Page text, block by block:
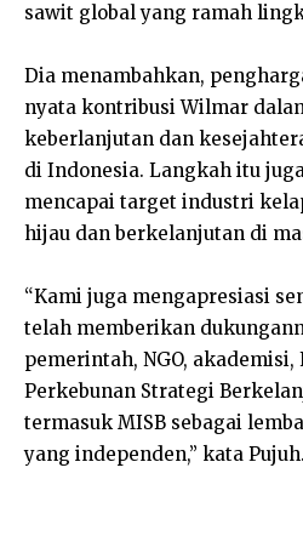
sawit global yang ramah
Dia menambahkan,
nyata kontribusi Wilmar
keberlanjutan dan
di Indonesia. Langkah itu
mencapai target industri
hijau dan berkelanjutan di
“Kami juga mengapresiasi
telah memberikan
pemerintah, NGO,
Perkebunan Strategi
termasuk MISB sebagai
yang independen,” kata Pujuh.